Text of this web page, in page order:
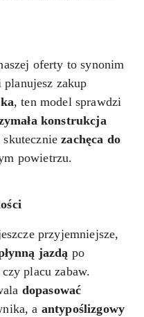
oferty to synonim
planujesz zakup
, ten model sprawdzi
konstrukcja
skuteczniezachęca do
powietrzu.
przyjemniejsze,
jazdą po
placu zabaw.
dopasować
a antypoślizgowy